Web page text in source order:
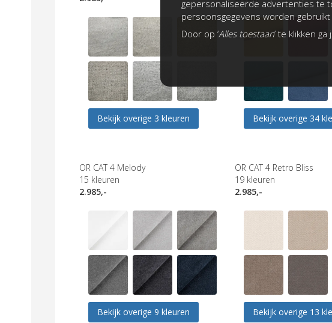
Bekijk overige 3 kleuren Bekijk overige 34
OR CAT 4 Melody
15 kleuren
2.985,-
Bekijk overige 9 kleuren
OR CAT 4 Retro Bliss
19 kleuren
2.985,-
Bekijk overige 13
gepersonaliseerde advertenties te
persoonsgegevens worden
Door op ‘Alles toestaan’ te klikken